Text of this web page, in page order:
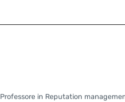
Professore in Reputation